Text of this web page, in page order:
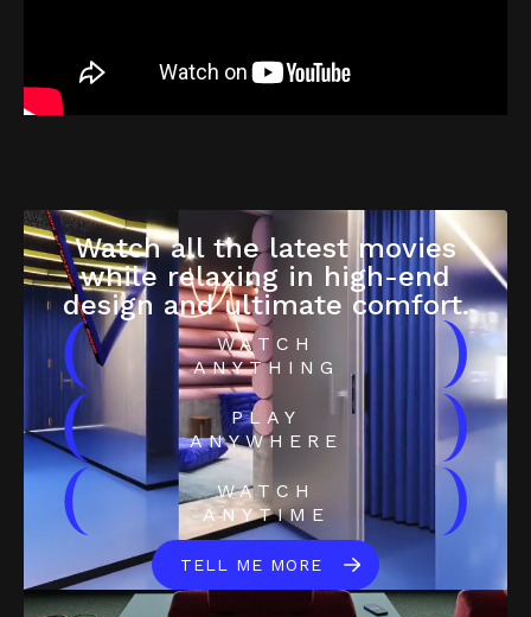
Watch all the latest movies
while relaxing in high-end
design and ultimate comfort.
(
WATCH
ANYTHING
)
(
PLAY
ANYWHERE
)
(
WATCH
ANYTIME
)
TELL ME MORE